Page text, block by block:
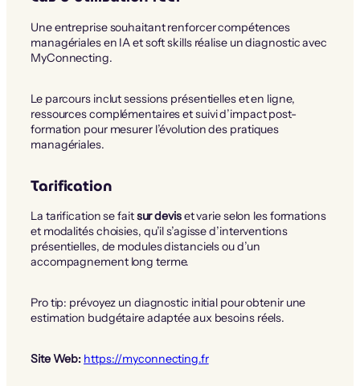
Une entreprise souhaitant renforcer compétences
managériales en IA et soft skills réalise un diagnostic avec
MyConnecting.
Le parcours inclut sessions présentielles et en ligne,
ressources complémentaires et suivi d’impact post-
formation pour mesurer l’évolution des pratiques
managériales.
Tarification
La tarification se faitsur deviset varie selon les formations
et modalités choisies, qu’il s’agisse d’interventions
présentielles, de modules distanciels ou d’un
accompagnement long terme.
Pro tip: prévoyez un diagnostic initial pour obtenir une
estimation budgétaire adaptée aux besoins réels.
Site Web: https://myconnecting.fr